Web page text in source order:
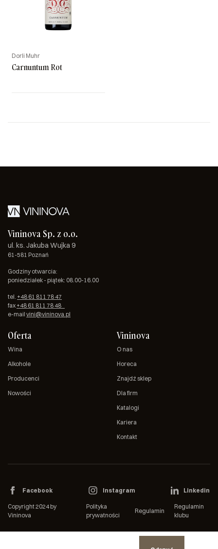
Dorli Muhr
Carnuntum Rot
Vininova Sp. z o.o.
ul. ks. Jakuba Wujka 9
61-581 Poznań
Godziny otwarcia:
poniedziałek - piątek: 08.00-16.00
tel. +48 61 811 78 47
fax +48 61 811 78 48
e-mail vini@vininova.pl
Oferta
Wina
Alkohole
Producenci
Nowości
Vininova
O nas
Horeca
Znajdź sklep
Dla firm
Katalogi
Kariera
Kontakt
Copyright 2024 by
Vininova
Polityka
prywatności
Regulamin
Regulamin
klubu
Facebook Instagram Linkedin